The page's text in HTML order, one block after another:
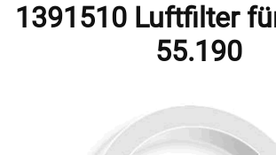
1391510 Luftfilter
55.190